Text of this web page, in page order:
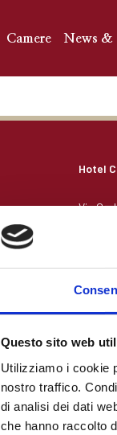
Questo sito web
Utilizziamo i cookie
nostro traffico.
di analisi dei dati
che hanno raccolto
Camere News &
Hotel
Via
CIN: